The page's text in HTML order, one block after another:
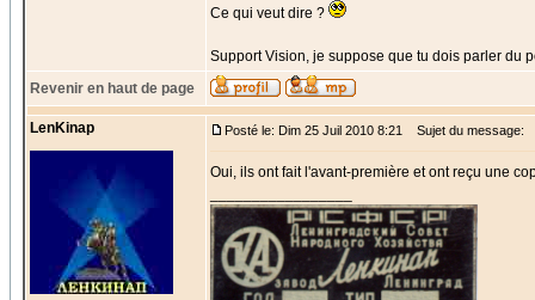
Ce qui veut dire ?
Support Vision, je suppose que tu dois parler du
Revenir en haut de page
LenKinap Posté le: Dim 25 Juil 2010 8:21 Sujet du message:
Oui, ils ont fait l'avant-première et ont reçu une